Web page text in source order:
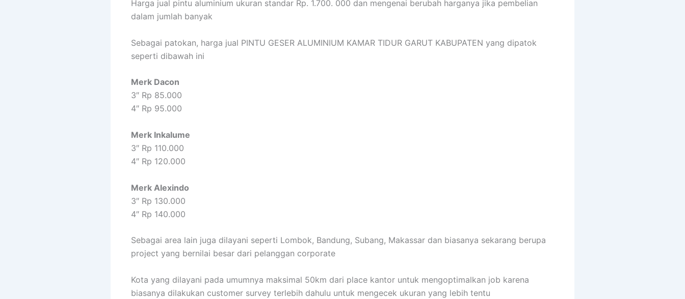
Harga jual pintu aluminium ukuran standar Rp. 1.700. 000 dan mengenai berubah harganya jika pembelian
dalam jumlah banyak
Sebagai patokan, harga jual PINTU GESER ALUMINIUM KAMAR TIDUR GARUT KABUPATEN yang dipatok
seperti dibawah ini
Merk Dacon
3″ Rp 85.000
4″ Rp 95.000
Merk Inkalume
3″ Rp 110.000
4″ Rp 120.000
Merk Alexindo
3″ Rp 130.000
4″ Rp 140.000
Sebagai area lain juga dilayani seperti Lombok, Bandung, Subang, Makassar dan biasanya sekarang berupa
project yang bernilai besar dari pelanggan corporate
Kota yang dilayani pada umumnya maksimal 50km dari place kantor untuk mengoptimalkan job karena
biasanya dilakukan customer survey terlebih dahulu untuk mengecek ukuran yang lebih tentu